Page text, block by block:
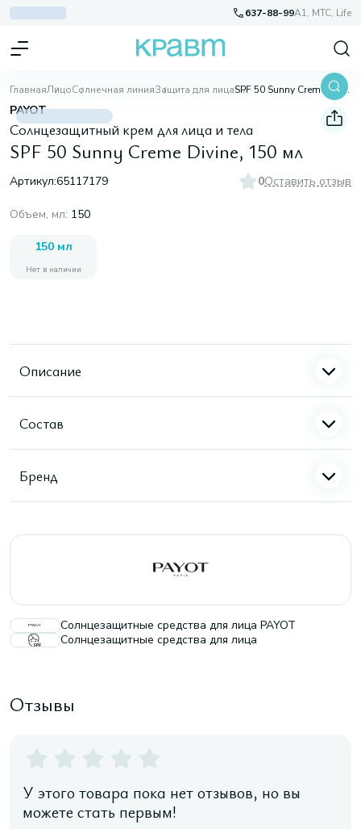
637-88-99A1, МТС, Life
ГлавнаяЛицоСолнечная линияЗащита для лица SPF 50 Sunny Creme Divine, 150 мл
PAYOT
Солнцезащитный крем для лица и тела
SPF 50 Sunny Creme Divine, 150 мл
Артикул:65117179 0Оставить отзыв
Объем, мл: 150
150 мл
Нет в наличии
Описание
Состав
Бренд
Солнцезащитные средства для лица PAYOT
Солнцезащитные средства для лица
Отзывы
У этого товара пока нет отзывов, но вы
можете стать первым!